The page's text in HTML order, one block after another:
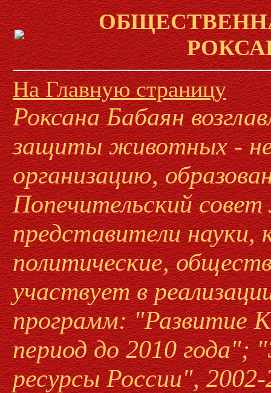
На Главную страницу
Роксана Бабаян
защиты животных -
организацию,
Попечительский
представители науки,
политические,
участвует в
программ: "Развитие
период до 2010 года";
ресурсы России",